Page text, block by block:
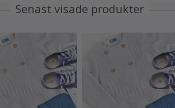
Senast visade produkter